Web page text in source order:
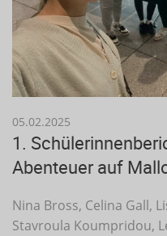
05.02.2025
1.
Abenteuer auf
Nina Bross, Celina Gall,
Stavroula Koumpridou,